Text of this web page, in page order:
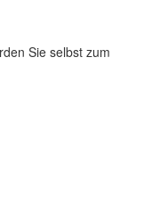
Sie selbst zum